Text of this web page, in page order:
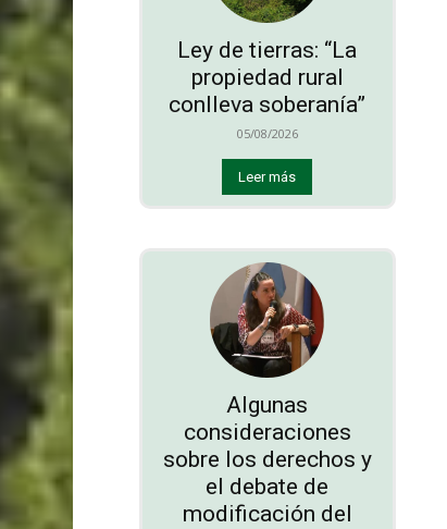
Ley de tierras: “La
propiedad rural
conlleva soberanía”
05/08/2026
Leer más
Algunas
consideraciones
sobre los derechos y
el debate de
modificación del